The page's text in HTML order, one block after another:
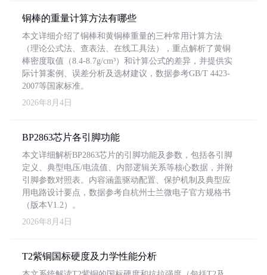
铜棒的重量计算方法有哪些
本文详细介绍了铜棒和黄铜棒重量的三种常用计算方法
（理论公式法、查表法、在线工具法），重点解析了黄铜
棒密度取值（8.4-8.7g/cm³）和计算公式的差异，并提供实
际计算案例、误差分析及选材建议，数据参考GB/T 4423-
2007等国家标准。
2026年8月4日
BP2863芯片各引脚功能
本文详细解析BP2863芯片的引脚功能及参数，包括各引脚
定义、典型电压/电流值、内部逻辑关系等核心数据，并附
引脚参数对照表。内容涵盖驱动配置、保护机制及典型应
用电路设计要点，数据参考自杭州士兰微电子官方规格书
（版本V1.2）。
2026年8月4日
T2紫铜国标硬度及力学性能分析